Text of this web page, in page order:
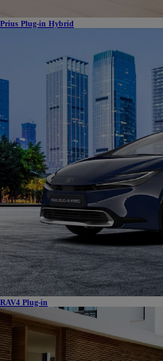
Prius Plug-in Hybrid
RAV4 Plug-in